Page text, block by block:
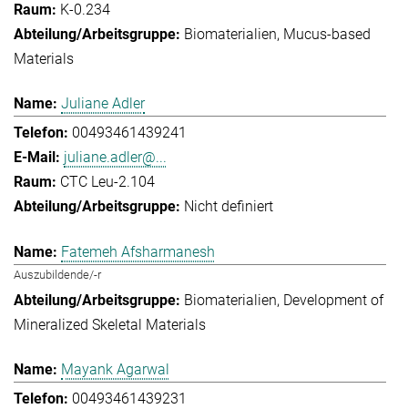
K-0.234
Biomaterialien Mucus-based
Materials
Juliane Adler
00493461439241
juliane.adler@...
CTC Leu-2.104
Nicht definiert
Fatemeh Afsharmanesh
Auszubildende/-r
Biomaterialien Development of
Mineralized Skeletal Materials
Mayank Agarwal
00493461439231